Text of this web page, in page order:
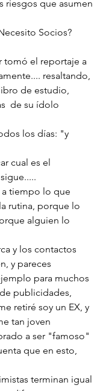
riesgos que asumen
Socios?
tomó el reportaje a
resaltando,
de estudio,
de su ídolo
los días: "y
cual es el
tiempo lo que
rutina, porque lo
alguien lo
y los contactos
y pareces
para muchos
publicidades,
retiré soy un EX, y
tan joven
a ser "famoso"
que en esto,
terminan igual